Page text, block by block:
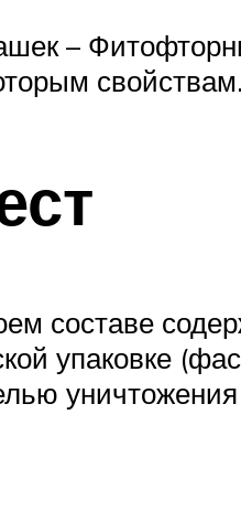
–
составе
упаковке